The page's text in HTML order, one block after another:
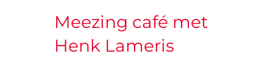
WELKOMMeezing café met
Henk Lameris